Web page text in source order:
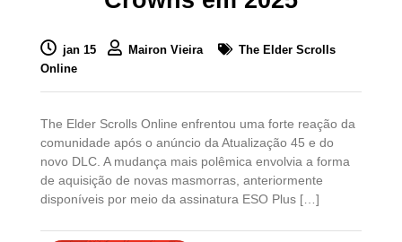
jan 15 Mairon Vieira
The Elder Scrolls
Online
The Elder Scrolls Online enfrentou uma forte reação da
comunidade após o anúncio da Atualização 45 e do
novo DLC. A mudança mais polêmica envolvia a forma
de aquisição de novas masmorras, anteriormente
disponíveis por meio da assinatura ESO Plus […]